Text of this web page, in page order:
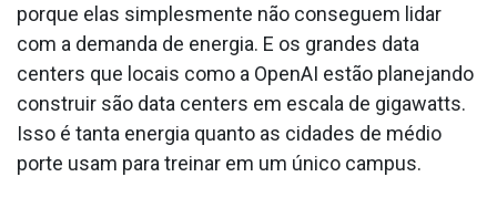
porque elas simplesmente não conseguem lidar
com a demanda de energia. E os grandes data
centers que locais como a OpenAI estão planejando
construir são data centers em escala de gigawatts.
Isso é tanta energia quanto as cidades de médio
porte usam para treinar em um único campus.